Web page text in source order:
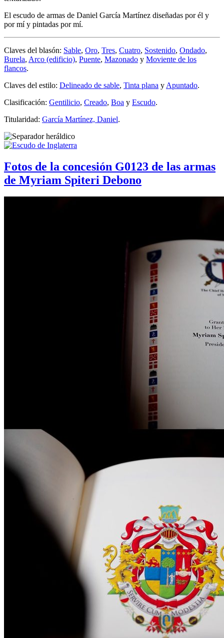
El escudo de armas de Daniel García Martínez diseñadas por él y
por mí y pintadas por mí.
Claves del blasón: Sable, Oro, Tres, Cuatro, Sostenido, Ondado,
Burela, Arco (edificio), Puente, Mazonado y Moviente de los
flancos.
Claves del estilo: Delineado de sable, Tinta plana y Apuntado.
Clasificación: Gentilicio, Creado, Boa y Escudo.
Titularidad: García Martínez, Daniel.
Fotos de la concesión G0123 de las armas
de Myriam Spiteri Debono